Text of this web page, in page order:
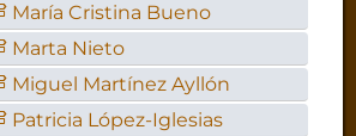
María Cristina Bueno
Marta Nieto
Miguel Martínez Ayllón
Patricia López-Iglesias